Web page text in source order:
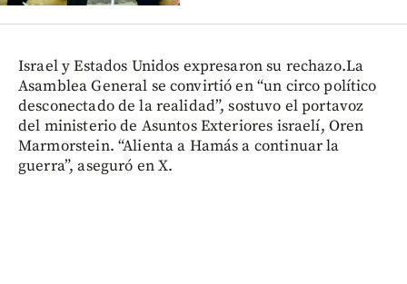
Israel y Estados Unidos expresaron su rechazo.La
Asamblea General se convirtió en “un circo político
desconectado de la realidad”, sostuvo el portavoz
del ministerio de Asuntos Exteriores israelí, Oren
Marmorstein. “Alienta a Hamás a continuar la
guerra”, aseguró en X.